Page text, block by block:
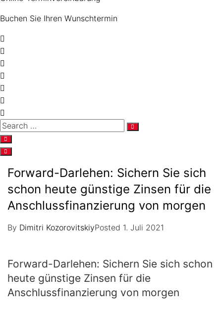
Buchen Sie Ihren Wunschtermin
Forward-Darlehen: Sichern Sie sich
schon heute günstige Zinsen für die
Anschlussfinanzierung von morgen
By Dimitri KozorovitskiyPosted 1. Juli 2021
Forward-Darlehen: Sichern Sie sich schon
heute günstige Zinsen für die
Anschlussfinanzierung von morgen